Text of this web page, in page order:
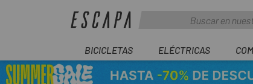
BICICLETAS ELÉCTRICAS